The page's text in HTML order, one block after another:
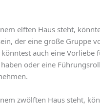
elften Haus steht,
der eine große Gruppe
auch eine Vorliebe
oder eine
zwölften Haus steht,